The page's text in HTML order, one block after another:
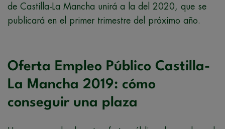
de Castilla-La Mancha unirá a la del 2020, que se
publicará en el primer trimestre del próximo año.
Oferta Empleo Público Castilla-
La Mancha 2019: cómo
conseguir una plaza